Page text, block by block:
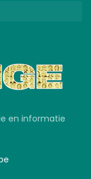
en informatie